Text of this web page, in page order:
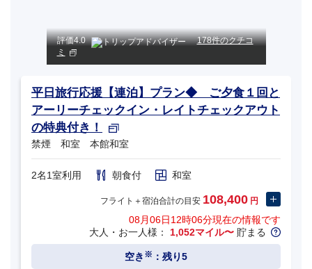
評価4.0
178件のクチコ
ミ
平日旅行応援【連泊】プラン◆ ご夕食１回と
アーリーチェックイン・レイトチェックアウト
の特典付き！
禁煙 和室 本館和室
2名1室利用 朝食付 和室
フライト＋宿泊合計の目安 108,400 円
08月06日12時06分現在の情報です
大人・お一人様： 1,052マイル〜 貯まる
空き ※ ：残り5